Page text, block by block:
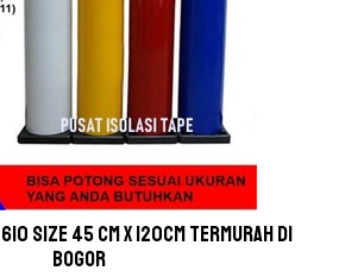
Size 45 cm x 120cm Termurah Di
Bogor